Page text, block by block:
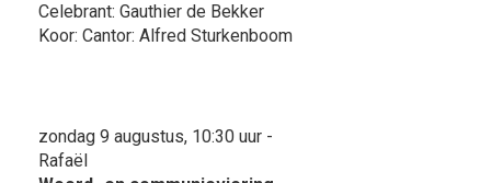
Celebrant: Gauthier de Bekker
Koor: Cantor: Alfred Sturkenboom
zondag 9 augustus, 10:30 uur -
Rafaël